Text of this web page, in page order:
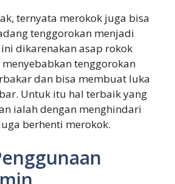
ternyata merokok juga bisa
tenggorokan menjadi
dikarenakan asap rokok
tenggorokan
dan bisa membuat luka
Untuk itu hal terbaik yang
ialah dengan menghindari
berhenti merokok.